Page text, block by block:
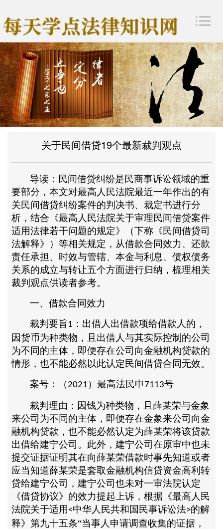
关于民间借贷19个最新裁判观点
导读：民间借贷纠纷是民商事诉讼领域的重
要部分，本文对最高人民法院最近一年作出的有
关民间借贷纠纷案件的判决书、裁定书进行分
析，结合《最高人民法院关于审理民间借贷案件
适用法律若干问题的规定》（下称《民间借贷司
法解释》）等相关规定，从借款合同效力、还款
责任承担、时效与管辖、本金与利息、债权债务
关系的成立与转让五个方面进行归纳，梳理相关
裁判观点供读者参考。
一、借款合同效力
裁判要旨1 ：出借人出借款项给借款人的，
因货币为种类物，且出借人与其实际控制的公司
为不同的主体，即便存在公司向金融机构贷款的
情形，也不能必然以此认定民间借贷合同无效。
案号：（2021 ）最高法民申 7113号
裁判理由：因钱为种类物，且薛某荣与金象
来公司为不同的主体，即便存在金象来公司向金
融机构贷款，也不能必然认定为薛某荣将该贷款
出借给建宁公司。此外，建宁公司在原审中也未
提交证据证明其在向薛某荣借款时事先知道或者
应当知道薛某荣是套取金融机构信贷资金高利转
贷给建宁公司，建宁公司也未对一审法院认定
《借贷协议》的效力提起上诉，根据《最高人民
法院关于适用<中华人民共和国民事诉讼法>的解
释》第九十五条“当事人申请调查收集的证据，